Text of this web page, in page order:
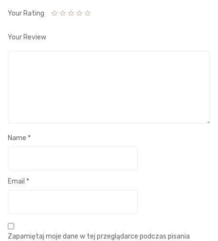
Your Rating
Your Review
Name *
Email *
Zapamiętaj moje dane w tej przeglądarce podczas pisania